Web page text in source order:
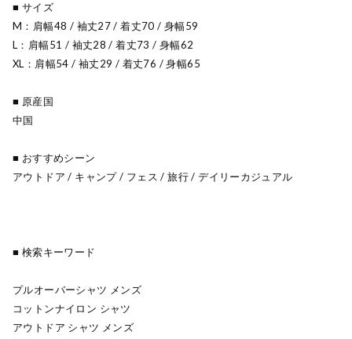
■ サイズ
M：肩幅48 / 袖丈27 / 着丈70 / 身幅59
L：肩幅51 / 袖丈28 / 着丈73 / 身幅62
XL：肩幅54 / 袖丈29 / 着丈76 / 身幅65
■ 原産国
中国
■ おすすめシーン
アウトドア / キャンプ / フェス / 旅行 / デイリーカジュアル
■ 検索キーワード
プルオーバーシャツ メンズ
コットンナイロン シャツ
アウトドア シャツ メンズ